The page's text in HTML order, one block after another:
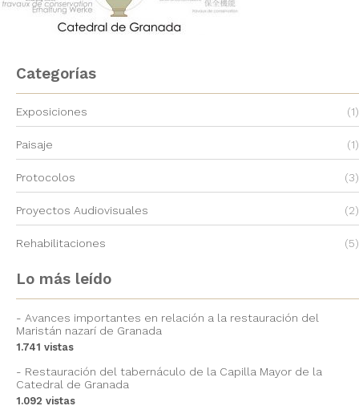
Categorías
Exposiciones (1)
Paisaje (1)
Protocolos (3)
Proyectos Audiovisuales (2)
Rehabilitaciones (5)
Lo más leído
Avances importantes en relación a la restauración del
Maristán nazarí de Granada
1.741 vistas
Restauración del tabernáculo de la Capilla Mayor de la
Catedral de Granada
1.092 vistas